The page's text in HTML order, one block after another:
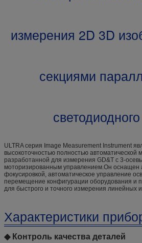
измерения 2D 3D
секциями
ULTRA серия Image Measurement Instrument
высокоточностью полностью
разработанной для измерения GD&T с 3-
моторизированным управлением.Он оснащен
фокусировкой, автоматическое управление
перемещение конфигурации оборудования и
для быстрого и точного измерения линейных
Характеристики
◆ Контроль качества деталей